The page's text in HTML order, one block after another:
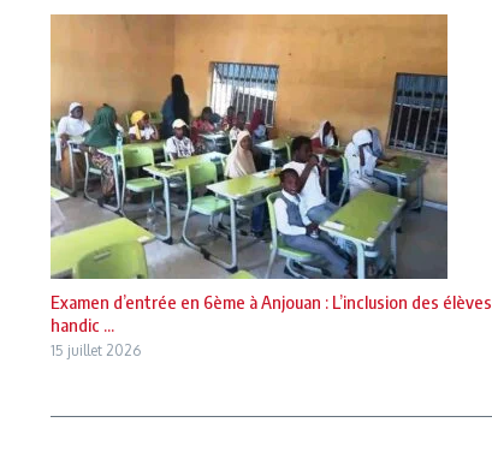
Examen d’entrée en 6ème à Anjouan : L’inclusion des élèves
handic ...
15 juillet 2026